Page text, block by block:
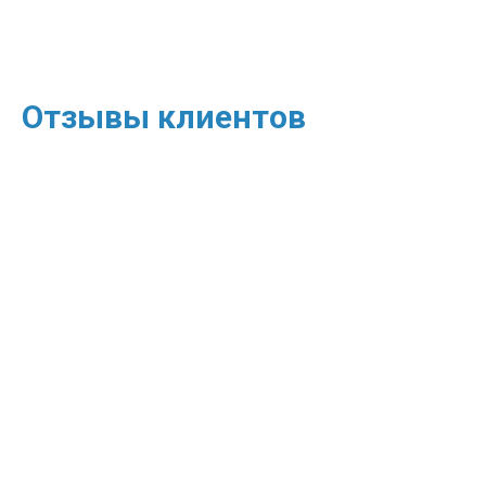
Отзывы клиентов